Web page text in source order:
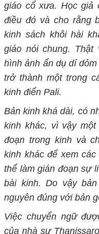
giáo cổ xưa. Học giả
điều đó và cho rằng
kinh sách khôi hài
giáo nói chung. Thật
hình ảnh ẩn dụ dí
trở thành một trong
kinh điển Pali.
Bản kinh khá dài, có
kinh khác, vì vậy
đoạn trong kinh và
kinh khác để xem
thể làm gián đoạn sự
bài kinh. Do vậy
nguyên đúng với bản
Việc chuyển ngữ
của nhà sư